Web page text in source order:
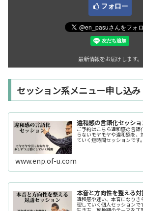
フォロー
最新情報をお届けします。
セッション系メニュー申し込み
違和感の言語化セッショ
ご予約はこちら違和感の言
らないモヤモヤや違和感を
ていく短時間セッションで
か分からない」「今の自分
www.enp.of-u.com
本音と方向性を整える
違和感や迷い、本音になり
理していく個人セッションで